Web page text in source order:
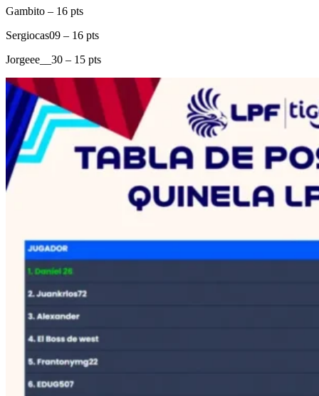
Gambito – 16 pts
Sergiocas09 – 16 pts
Jorgeee__30 – 15 pts